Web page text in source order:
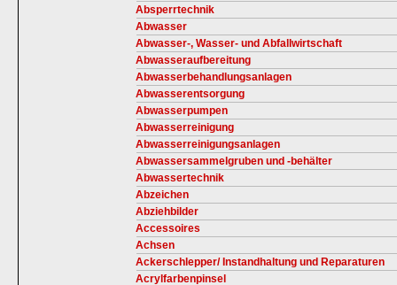
Absperrtechnik
Abwasser
Abwasser-, Wasser- und Abfallwirtschaft
Abwasseraufbereitung
Abwasserbehandlungsanlagen
Abwasserentsorgung
Abwasserpumpen
Abwasserreinigung
Abwasserreinigungsanlagen
Abwassersammelgruben und -behälter
Abwassertechnik
Abzeichen
Abziehbilder
Accessoires
Achsen
Ackerschlepper/ Instandhaltung und Reparaturen
Acrylfarbenpinsel